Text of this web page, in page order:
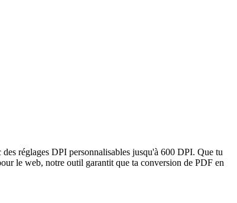
réglages DPI personnalisables jusqu'à 600 DPI. Que tu
le web, notre outil garantit que ta conversion de PDF en